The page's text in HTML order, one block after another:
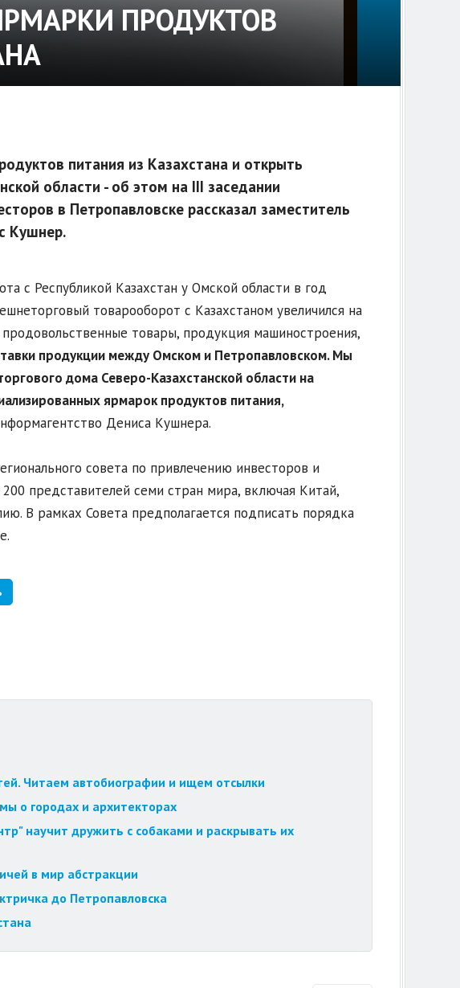
ПРОДУКТОВ
питания из Казахстана и открыть
области - об этом на III заседании
в Петропавловске рассказал заместитель
Кушнер.
с Республикой Казахстан у Омской области в год
товарооборот с Казахстаном увеличился на
товары, продукция машиностроения,
продукции между Омском и Петропавловском. Мы
дома Северо-Казахстанской области на
ярмарок продуктов питания,
Дениса Кушнера.
совета по привлечению инвесторов и
представителей семи стран мира, включая Китай,
В рамках Совета предполагается подписать порядка
Читаем автобиографии и ищем отсылки
о городах и архитекторах
научит дружить с собаками и раскрывать их
в мир абстракции
до Петропавловска